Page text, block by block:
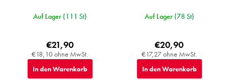
Auf Lager (111 St)
€18,10 ohne MwSt.
€21,90
In den Warenkorb
Auf Lager (78 St)
€17,27 ohne MwSt.
€20,90
In den Warenkorb